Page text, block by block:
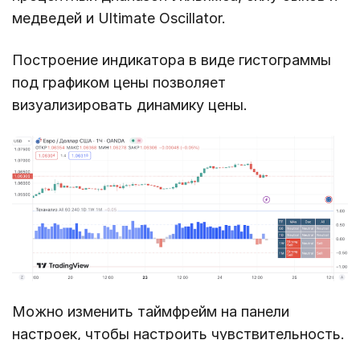
медведей и Ultimate Oscillator.
Построение индикатора в виде гистограммы
под графиком цены позволяет
визуализировать динамику цены.
Можно изменить таймфрейм на панели
настроек, чтобы настроить чувствительность.